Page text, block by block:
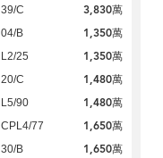
39/C 3,830萬
04/B 1,350萬
L2/25 1,350萬
20/C 1,480萬
L5/90 1,480萬
CPL4/77 1,650萬
30/B 1,650萬